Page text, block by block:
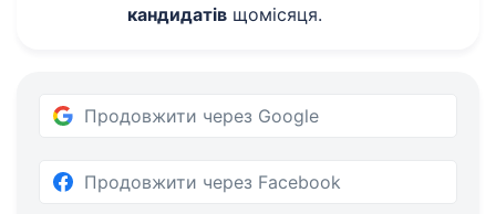
кандидатів щомісяця.
Продовжити через Google
Продовжити через Facebook